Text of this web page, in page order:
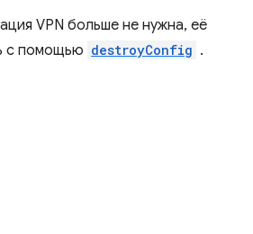
VPN больше не нужна, её
с помощью destroyConfig .